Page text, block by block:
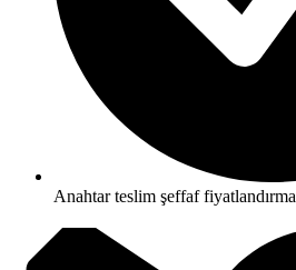
Anahtar teslim şeffaf fiyatlandırma